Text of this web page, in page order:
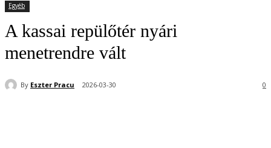
Egyéb
A kassai repülőtér nyári
menetrendre vált
By Eszter Pracu 2026-03-30 0